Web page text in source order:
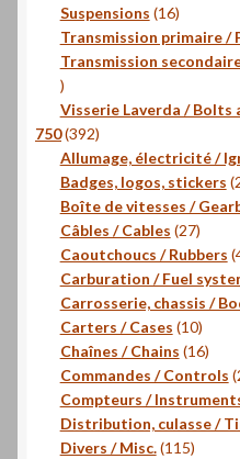
produits
Suspensions 1616
produits
Transmission primaire /
Transmission
16
produits
Visserie Laverda / Bolts
750 392392
produits
Allumage, électricité /
Badges, logos, stickers
Boîte de vitesses /
Câbles / Cables 2727
Caoutchoucs / Rubbers
Carburation / Fuel
Carrosserie, chassis /
Carters / Cases 1010
Chaînes / Chains 1616
Commandes / Controls
Compteurs /
Distribution, culasse /
Divers / Misc. 115115